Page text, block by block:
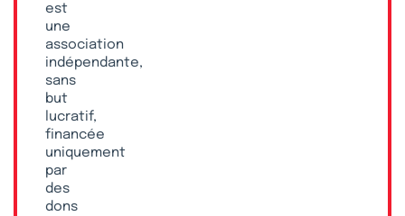
est
une
association
indépendante,
sans
but
lucratif,
financée
uniquement
par
des
dons